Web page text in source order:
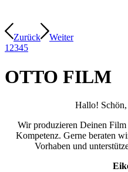
Zurück
Weiter
12345
OTTO FILM
Hallo! Schön,
Wir produzieren Deinen
Kompetenz. Gerne beraten
Vorhaben und